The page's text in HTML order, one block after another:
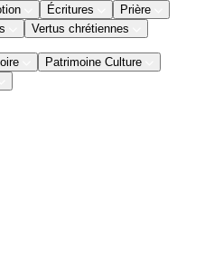
Écritures
Prière
Vertus chrétiennes
Patrimoine Culture